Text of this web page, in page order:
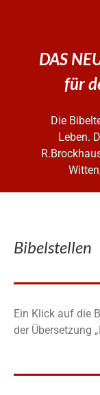
DAS
für
Die
Leben.
Bibelstellen
Ein Klick auf die
der Übersetzung